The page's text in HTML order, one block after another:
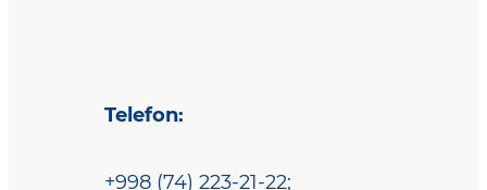
Telefon:
+998 (74) 223-21-22;